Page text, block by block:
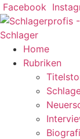
Zum
Inhalt
springen
Facebook
Home
Rubriken